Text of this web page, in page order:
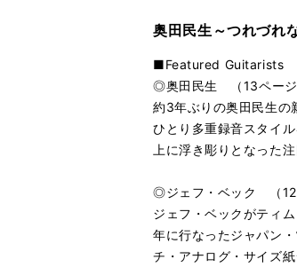
奥田民生～つれづれ
■Featured Guitarists
◎奥田民生 （13ページ
約3年ぶりの奥田民生の
ひとり多重録音スタイ
上に浮き彫りとなった
◎ジェフ・ベック （12
ジェフ・ベックがティ
年に行なったジャパン
チ・アナログ・サイズ